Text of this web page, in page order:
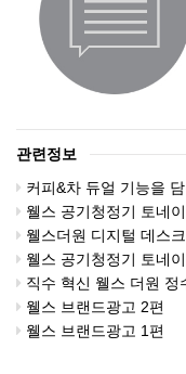
관련정보
커피&차 듀얼 기능을
웰스 공기청정기 토네
웰스더원 디지털 데스
웰스 공기청정기 토네
직수 혁신 웰스 더원 정
웰스 브랜드광고 2편
웰스 브랜드광고 1편